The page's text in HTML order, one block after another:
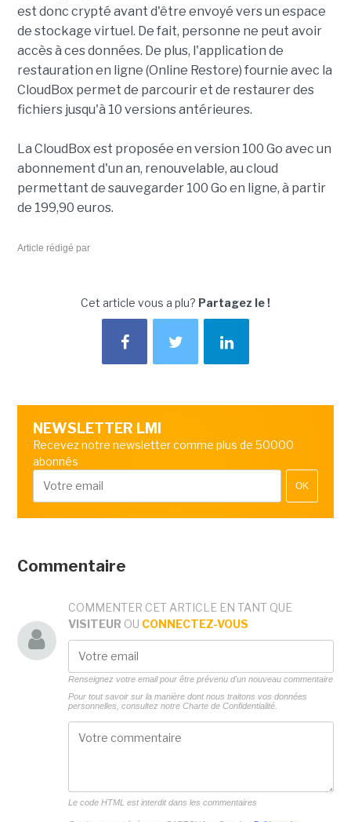
est donc crypté avant d'être envoyé vers un espace
de stockage virtuel. De fait, personne ne peut avoir
accès à ces données. De plus, l'application de
restauration en ligne (Online Restore) fournie avec la
CloudBox permet de parcourir et de restaurer des
fichiers jusqu'à 10 versions antérieures.
La CloudBox est proposée en version 100 Go avec un
abonnement d'un an, renouvelable, au cloud
permettant de sauvegarder 100 Go en ligne, à partir
de 199,90 euros.
Article rédigé par
Cet article vous a plu? Partagez le !
NEWSLETTER LMI
Recevez notre newsletter comme plus de 50000
abonnés
OK
Commentaire
COMMENTER CET ARTICLE EN TANT QUE
VISITEUR OU CONNECTEZ-VOUS
Renseignez votre email pour être prévenu d'un nouveau commentaire
Pour tout savoir sur la manière dont nous traitons vos données
personnelles, consultez notre Charte de Confidentialité.
Le code HTML est interdit dans les commentaires